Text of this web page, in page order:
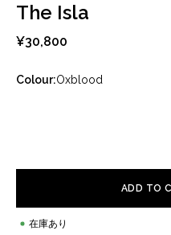
The Isla
¥30,800
Colour:Oxblood
ADD TO
在庫あり